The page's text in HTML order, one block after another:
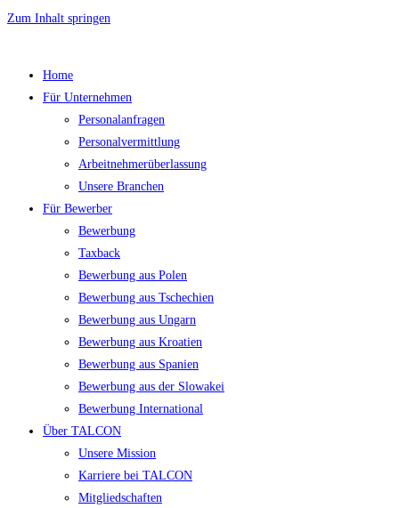
Zum Inhalt springen
Home
Für Unternehmen
Personalanfragen
Personalvermittlung
Arbeitnehmerüberlassung
Unsere Branchen
Für Bewerber
Bewerbung
Taxback
Bewerbung aus Polen
Bewerbung aus Tschechien
Bewerbung aus Ungarn
Bewerbung aus Kroatien
Bewerbung aus Spanien
Bewerbung aus der Slowakei
Bewerbung International
Über TALCON
Unsere Mission
Karriere bei TALCON
Mitgliedschaften